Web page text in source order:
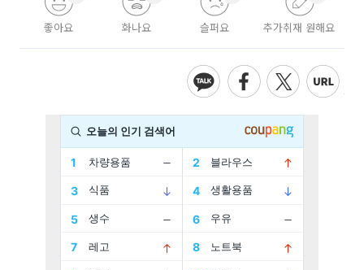
좋아요 화나요 슬퍼요 추가취재 원해요